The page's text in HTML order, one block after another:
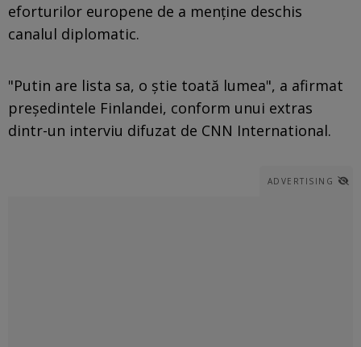
eforturilor europene de a menţine deschis
canalul diplomatic.
"Putin are lista sa, o ştie toată lumea", a afirmat
preşedintele Finlandei, conform unui extras
dintr-un interviu difuzat de CNN International.
ADVERTISING